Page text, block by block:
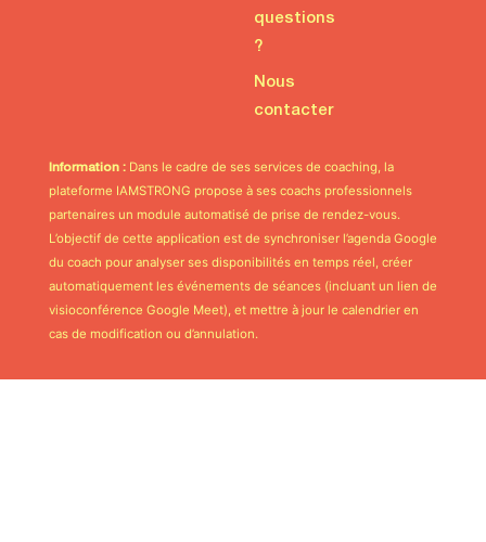
questions
?
Nous
contacter
Information : Dans le cadre de ses services de coaching, la
plateforme IAMSTRONG propose à ses coachs professionnels
partenaires un module automatisé de prise de rendez-vous.
L’objectif de cette application est de synchroniser l’agenda Google
du coach pour analyser ses disponibilités en temps réel, créer
automatiquement les événements de séances (incluant un lien de
visioconférence Google Meet), et mettre à jour le calendrier en
cas de modification ou d’annulation.